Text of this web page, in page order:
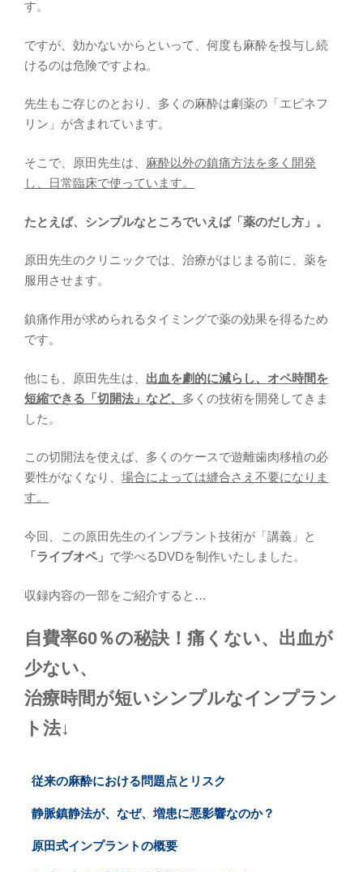
す。
ですが、効かないからといって、何度も麻酔を投与し続
けるのは危険ですよね。
先生もご存じのとおり、多くの麻酔は劇薬の「エピネフ
リン」が含まれています。
そこで、原田先生は、 麻酔以外の鎮痛方法を多く開発
し、日常臨床で使っています。
たとえば、シンプルなところでいえば「薬のだし方」。
原田先生のクリニックでは、治療がはじまる前に、薬を
服用させます。
鎮痛作用が求められるタイミングで薬の効果を得るため
です。
他にも、原田先生は、 出血を劇的に減らし、オペ時間を
短縮できる「切開法」など、 多くの技術を開発してきま
した。
この切開法を使えば、多くのケースで遊離歯肉移植の必
要性がなくなり、場合によっては縫合さえ不要になりま
す。
今回、この原田先生のインプラント技術が「講義」と
「ライブオペ」 で学べるDVDを制作いたしました。
収録内容の一部をご紹介すると…
自費率60％の秘訣！痛くない、出血が
少ない、
治療時間が短いシンプルなインプラン
ト法↓
従来の麻酔における問題点とリスク
静脈鎮静法が、なぜ、増患に悪影響なのか？
原田式インプラントの概要